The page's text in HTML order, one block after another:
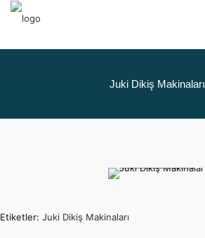
Juki Dikiş Makinaları
Etiketler: Juki Dikiş Makinaları